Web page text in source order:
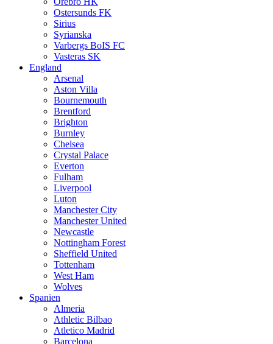
Ostersunds FK
Sirius
Syrianska
Varbergs BoIS FC
Vasteras SK
England
Arsenal
Aston Villa
Bournemouth
Brentford
Brighton
Burnley
Chelsea
Crystal Palace
Everton
Fulham
Liverpool
Luton
Manchester City
Manchester United
Newcastle
Nottingham Forest
Sheffield United
Tottenham
West Ham
Wolves
Spanien
Almeria
Athletic Bilbao
Atletico Madrid
Barcelona